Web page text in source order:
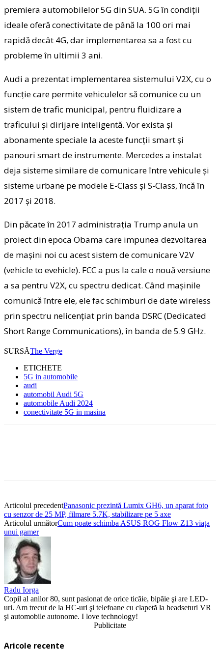
premiera automobilelor 5G din SUA. 5G în condiţii
ideale oferă conectivitate de până la 100 ori mai
rapidă decât 4G, dar implementarea sa a fost cu
probleme în ultimii 3 ani.
Audi a prezentat implementarea sistemului V2X, cu o
funcţie care permite vehiculelor să comunice cu un
sistem de trafic municipal, pentru fluidizare a
traficului şi dirijare inteligentă. Vor exista şi
abonamente speciale la aceste funcţii smart şi
panouri smart de instrumente. Mercedes a instalat
deja sisteme similare de comunicare între vehicule şi
sisteme urbane pe modele E-Class şi S-Class, încă în
2017 şi 2018.
Din păcate în 2017 administraţia Trump anula un
proiect din epoca Obama care impunea dezvoltarea
de maşini noi cu acest sistem de comunicare V2V
(vehicle to evehicle). FCC a pus la cale o nouă versiune
a sa pentru V2X, cu spectru dedicat. Când maşinile
comunică între ele, ele fac schimburi de date wireless
prin spectru nelicenţiat prin banda DSRC (Dedicated
Short Range Communications), în banda de 5.9 GHz.
SURSĂThe Verge
ETICHETE
5G in automobile
audi
automobil Audi 5G
automobile Audi 2024
conectivitate 5G in masina
Articolul precedentPanasonic prezintă Lumix GH6, un aparat foto
cu senzor de 25 MP, filmare 5.7K, stabilizare pe 5 axe
Articolul următorCum poate schimba ASUS ROG Flow Z13 viața
unui gamer
Radu Iorga
Copil al anilor 80, sunt pasionat de orice ticăie, bipăie şi are LED-
uri. Am trecut de la HC-uri şi telefoane cu clapetă la headseturi VR
şi automobile autonome. I love technology!
Publicitate
Aricole recente